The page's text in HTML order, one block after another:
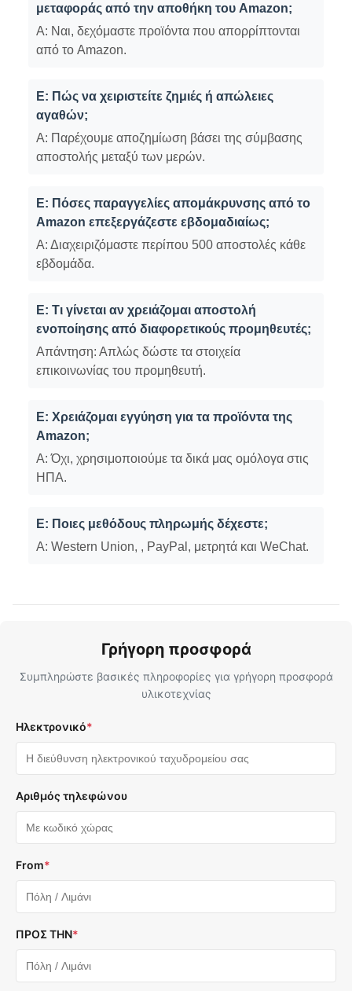
μεταφοράς από την αποθήκη του Amazon;
Α: Ναι, δεχόμαστε προϊόντα που απορρίπτονται
από το Amazon.
Ε: Πώς να χειριστείτε ζημιές ή απώλειες
αγαθών;
Α: Παρέχουμε αποζημίωση βάσει της σύμβασης
αποστολής μεταξύ των μερών.
Ε: Πόσες παραγγελίες απομάκρυνσης από το
Amazon επεξεργάζεστε εβδομαδιαίως;
Α: Διαχειριζόμαστε περίπου 500 αποστολές κάθε
εβδομάδα.
Ε: Τι γίνεται αν χρειάζομαι αποστολή
ενοποίησης από διαφορετικούς προμηθευτές;
Απάντηση: Απλώς δώστε τα στοιχεία
επικοινωνίας του προμηθευτή.
Ε: Χρειάζομαι εγγύηση για τα προϊόντα της
Amazon;
Α: Όχι, χρησιμοποιούμε τα δικά μας ομόλογα στις
ΗΠΑ.
Ε: Ποιες μεθόδους πληρωμής δέχεστε;
Α: Western Union, , PayPal, μετρητά και WeChat.
Γρήγορη προσφορά
Συμπληρώστε βασικές πληροφορίες για γρήγορη προσφορά
υλικοτεχνίας
Ηλεκτρονικό*
Αριθμός τηλεφώνου
From*
ΠΡΟΣ ΤΗΝ*